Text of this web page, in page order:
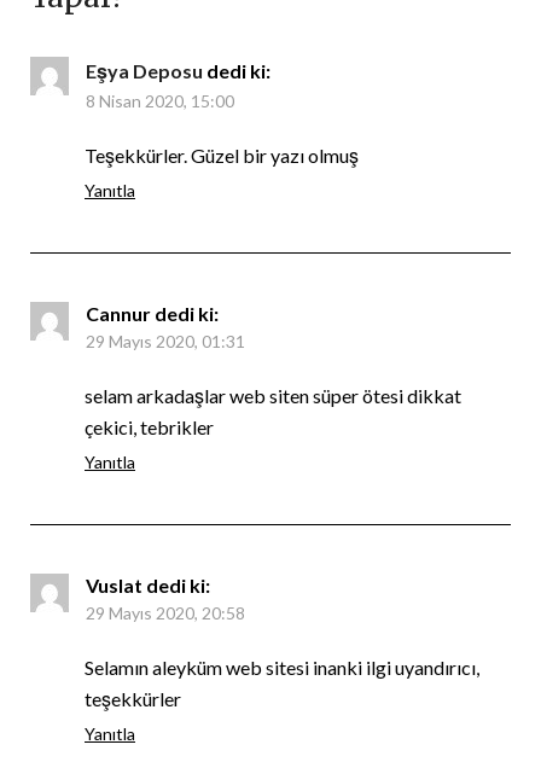
Eşya Deposu dedi ki:
8 Nisan 2020, 15:00
Teşekkürler. Güzel bir yazı olmuş
Yanıtla
Cannur dedi ki:
29 Mayıs 2020, 01:31
selam arkadaşlar web siten süper ötesi dikkat
çekici, tebrikler
Yanıtla
Vuslat dedi ki:
29 Mayıs 2020, 20:58
Selamın aleyküm web sitesi inanki ilgi uyandırıcı,
teşekkürler
Yanıtla